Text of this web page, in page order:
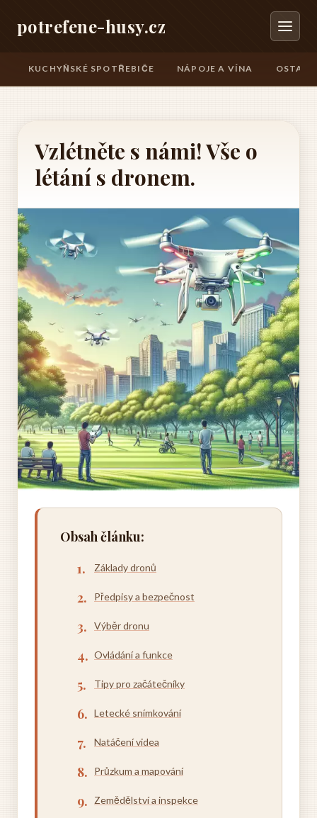
potrefene-husy.cz
KUCHYŇSKÉ SPOTŘEBIČE NÁPOJE A VÍNA
Vzlétněte s námi! Vše o
létání s dronem.
Obsah článku:
Základy dronů
Předpisy a bezpečnost
Výběr dronu
Ovládání a funkce
Tipy pro začátečníky
Letecké snímkování
Natáčení videa
Průzkum a mapování
Zemědělství a inspekce